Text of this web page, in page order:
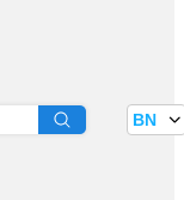
BN